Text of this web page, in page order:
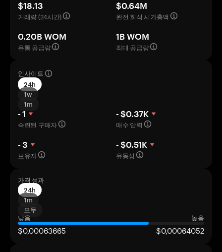
$18.13
거래량 (24시간)
$0.64M
완전 희석 시가총액
0.20B WOM
유통 공급량
1B WOM
최대 공급량
인사이트
24h
1w
1m
- 1
숙련된 구매자
- $0.37K
매수 압력
- 3
보유자
- $0.51K
유동성
가격 성과
24h
1m
모두
낮음
높음
$0,00063665 $0,00064052